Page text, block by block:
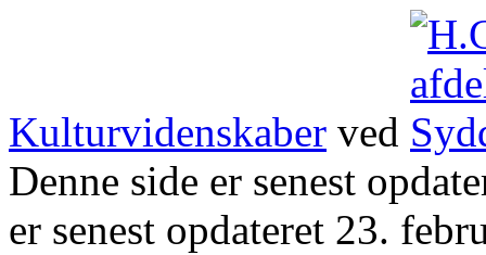
Kulturvidenskaber ved
Denne side er senest
er senest opdateret 23.